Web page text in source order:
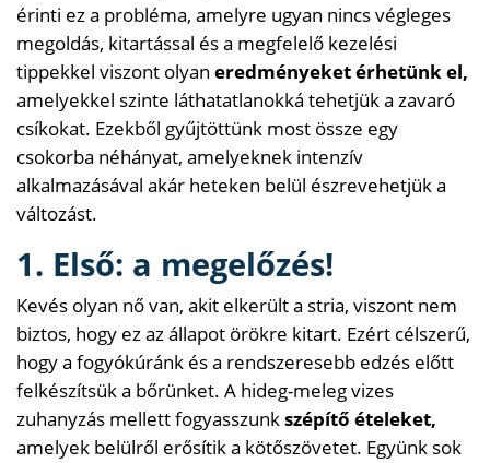
érinti ez a probléma, amelyre ugyan nincs végleges
megoldás, kitartással és a megfelelő kezelési
tippekkel viszont olyan eredményeket érhetünk el,
amelyekkel szinte láthatatlanokká tehetjük a zavaró
csíkokat. Ezekből gyűjtöttünk most össze egy
csokorba néhányat, amelyeknek intenzív
alkalmazásával akár heteken belül észrevehetjük a
változást.
1. Első: a megelőzés!
Kevés olyan nő van, akit elkerült a stria, viszont nem
biztos, hogy ez az állapot örökre kitart. Ezért célszerű,
hogy a fogyókúránk és a rendszeresebb edzés előtt
felkészítsük a bőrünket. A hideg-meleg vizes
zuhanyzás mellett fogyasszunkszépítő ételeket,
amelyek belülről erősítik a kötőszövetet. Együnk sok